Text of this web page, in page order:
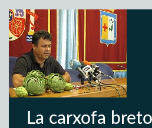
La carxofa